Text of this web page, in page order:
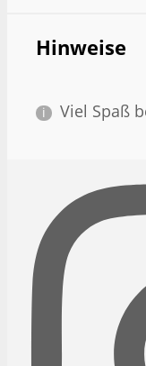
Hinweise
Viel Spaß